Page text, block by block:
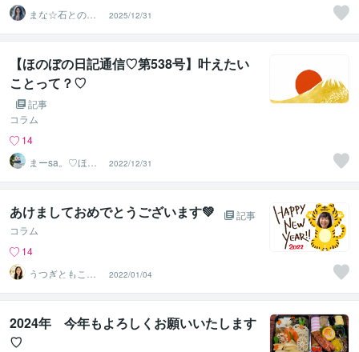
まな☆石との絆
を整える占い師
＆セラピスト
2025/12/31
【ほのぼの日記通信♡第538号】叶えたい
ことって？♡
記事
コラム
14
まーsa。♡ほの
ぼのブログ毎日
配信♡
2022/12/31
あけましておめでとうございます💚
記事
コラム
14
うつぎともこ
（けんちゃんマ
マ♪）
2022/01/04
2024年 今年もよろしくお願いいたします
♡